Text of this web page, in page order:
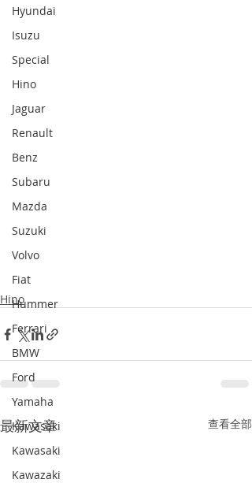
Hyundai
Isuzu
Special
Hino
Jaguar
Renault
Benz
Subaru
Mazda
Suzuki
Volvo
Fiat
Hummer
Ferrari
BMW
Ford
Yamaha
Kawasaki
Kawasaki
Kawazaki
Hino
最新文章 查看全部